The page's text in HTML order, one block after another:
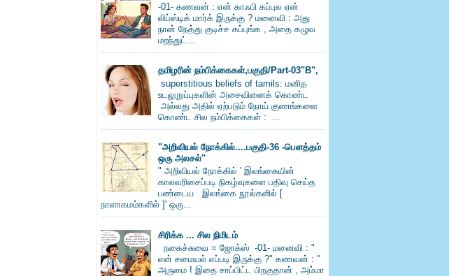
-01- கணவன் : என் காஃபி கப்புல ஏன்
லிப்ஸ்டிக் மார்க் இருக்கு ? மனைவி : அது
நான் நேத்து குடிச்ச கப்புங்க , அதை கழுவ
மறந்துட்...
தமிழரின் நம்பிக்கைகள்,பகுதி/Part-03"B",
superstitious beliefs of tamils: மனித
உடலுறுப்புகளின் அசைவினைக் கொண்ட
அல்லது அதில் ஏற்படும் நோய் குணங்களை
கொண்ட சில நம்பிக்கைகள் : ...
"அறிவியல் நோக்கில்....பகுதி-36 -பெளத்தம்
ஒரு அலசல்''
" அறிவியல் நோக்கில் ' இலங்கையின்
காலவரிசைப்படி நிகழ்வுகளை பதிவு செய்த
பண்டைய இலங்கை நூல்களில் [
நாளாகமம்களில் ]' ஒரு...
சிரிக்க ... சில நிமிடம்
நகைச்சுவை = ஜோக்ஸ் -01- மனைவி : "
என் சமையல் எப்படி இருக்கு ?" கணவன் : "
அருமை ! இதை சாப்பிட்ட பிறகுதான் , அம்மா